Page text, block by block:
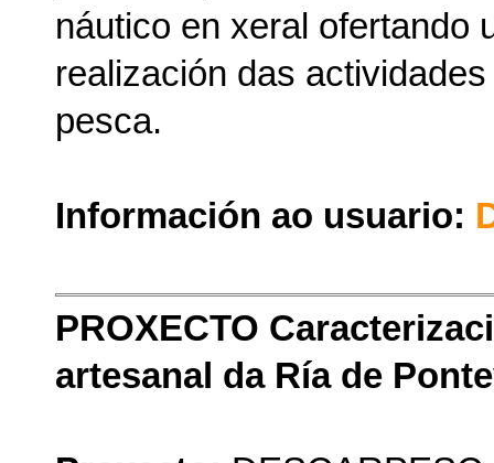
náutico en xeral ofertando
realización das
pesca.
Información ao usuario:
PROXECTO
artesanal da Ría de